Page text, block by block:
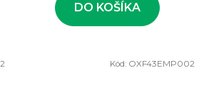
DO KOŠÍKA
Kód: OXF43EMP002